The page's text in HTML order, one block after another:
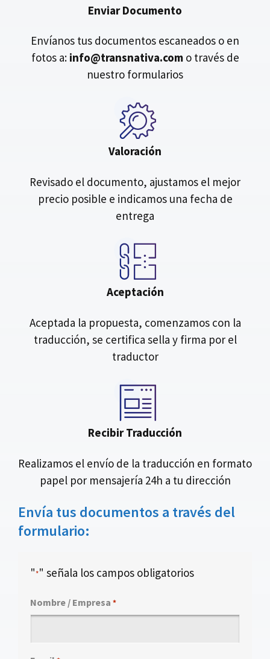
Enviar Documento
Envíanos tus documentos escaneados o en
fotos a: info@transnativa.como través de
nuestro formularios
Valoración
Revisado el documento, ajustamos el mejor
precio posible e indicamos una fecha de
entrega
Aceptación
Aceptada la propuesta, comenzamos con la
traducción, se certifica sella y firma por el
traductor
Recibir Traducción
Realizamos el envío de la traducción en formato
papel por mensajería 24h a tu dirección
Envía tus documentos a través del
formulario:
"*" señala los campos obligatorios
Nombre / Empresa *